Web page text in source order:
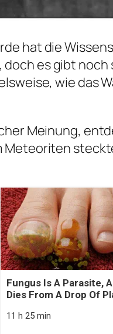
hat die
es gibt noch
wie das
Meinung,
Meteoriten
Fungus Is A Parasite,
Dies From A Drop Of
11 h 25 min